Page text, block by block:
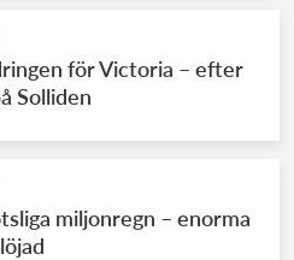
för Victoria – efter
Solliden
miljonregn – enorma